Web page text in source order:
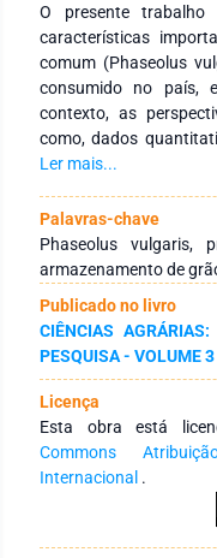
O presente
características
comum (Phaseolus
consumido no país,
contexto, as
como, dados
quantidade
atingiu mais um ano
da produção
Commoditie. A partir
referentes aos
todas etapas
físicas dos grãos
processo de
no armazenamento
a tecnologia exigida
para então manter a
Ler mais...
Palavras-chave
Phaseolus vulgaris,
armazenamento de
Publicado no livro
CIÊNCIAS
PESQUISA - VOLUME 3
Licença
Esta obra está
Commons
Internacional .